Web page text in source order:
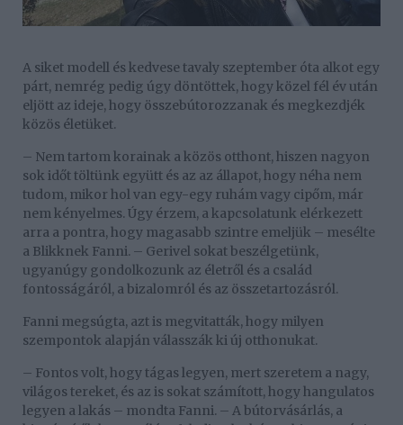
A siket modell és kedvese tavaly szeptember óta alkot egy
párt, nemrég pedig úgy döntöttek, hogy közel fél év után
eljött az ideje, hogy összebútorozzanak és megkezdjék
közös életüket.
– Nem tartom korainak a közös otthont, hiszen nagyon
sok időt töltünk együtt és az az állapot, hogy néha nem
tudom, mikor hol van egy-egy ruhám vagy cipőm, már
nem kényelmes. Úgy érzem, a kapcsolatunk elérkezett
arra a pontra, hogy magasabb szintre emeljük – mesélte
a Blikknek Fanni. – Gerivel sokat beszélgetünk,
ugyanúgy gondolkozunk az életről és a család
fontosságáról, a bizalomról és az összetartozásról.
Fanni megsúgta, azt is megvitatták, hogy milyen
szempontok alapján válasszák ki új otthonukat.
– Fontos volt, hogy tágas legyen, mert szeretem a nagy,
világos tereket, és az is sokat számított, hogy hangulatos
legyen a lakás – mondta Fanni. – A bútorvásárlás, a